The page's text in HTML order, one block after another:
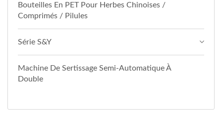
Bouteilles En PET Pour Herbes Chinoises /
Comprimés / Pilules
Série S&Y
Machine De Sertissage Semi-Automatique À
Double